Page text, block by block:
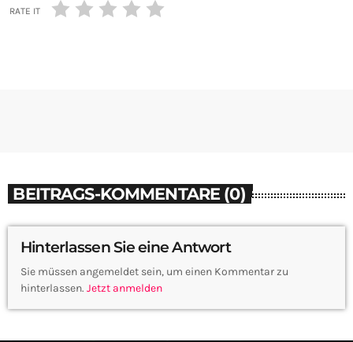
RATE IT
BEITRAGS-KOMMENTARE (0)
Hinterlassen Sie eine Antwort
Sie müssen angemeldet sein, um einen Kommentar zu
hinterlassen. Jetzt anmelden